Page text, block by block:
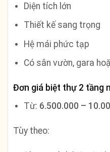
Diện tích lớn
Thiết kế sang trọng
Hệ mái phức tạp
Có sân vườn, gara
Đơn giá biệt thự 2 tầng
Từ: 6.500.000 –
Tùy theo: